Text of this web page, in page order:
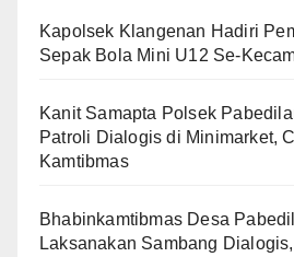
Kapolsek Klangenan Hadiri
Sepak Bola Mini U12 Se-
Kanit Samapta Polsek
Patroli Dialogis di Minimarket,
Kamtibmas
Bhabinkamtibmas Desa
Laksanakan Sambang